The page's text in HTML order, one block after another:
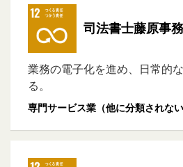
司法書士藤原事
業務の電子化を進め、日常的
る。
専門サービス業（他に分類されない